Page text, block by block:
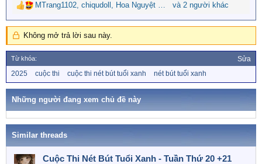
R
e
a
c
t
i
o
n
:
MTrang1102, chiqudoll , Hoa Nguyệt Phụng và 2 người khác
Không mở trả lời sau này.
Từ khóa: Sửa
ừ
k
2025 cuộc thi cuộc thi nét bút tuổi xanh nét bút tuổi xanh
Những người đang xem chủ đề này
Similar threads
Cuộc Thi Nét Bút Tuổi Xanh - Tuần Thứ 20 +21